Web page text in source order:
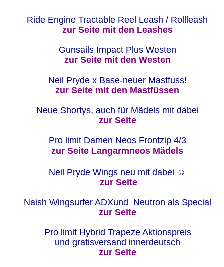
Ride Engine Tractable Reel Leash / Rollleash
zur Seite mit den Leashes
Gunsails Impact Plus Westen
zur Seite mit den Westen
Neil Pryde x Base-neuer Mastfuss!
zur Seite mit den Mastfüssen
Neue Shortys, auch für Mädels mit dabei
zur Seite
Pro limit Damen Neos Frontzip 4/3
zur Seite Langarmneos Mädels
Neil Pryde Wings neu mit dabei ☺
zur Seite
Naish Wingsurfer ADXund  Neutron als Special
zur Seite
Pro limit Hybrid Trapeze Aktionspreis
und gratisversand innerdeutsch
zur Seite